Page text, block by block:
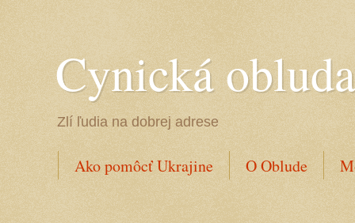
Cynická obluda
Zlí ľudia na dobrej adrese
Ako pomôcť Ukrajine O Oblude